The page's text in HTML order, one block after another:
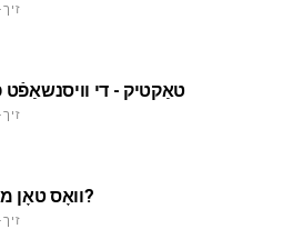
טאַקטיק - די
וואָס טאָן מענטשן ליגן?